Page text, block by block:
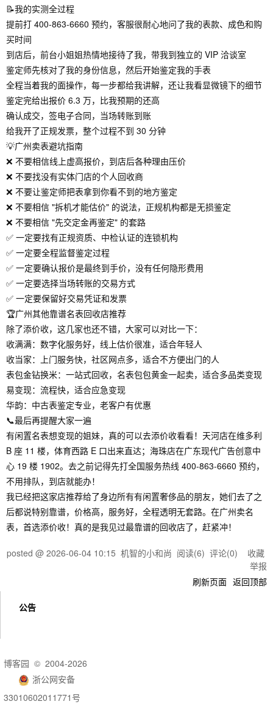
📝我的实测全过程
提前打 400-863-6660 预约，客服很耐心地问了我的表款、成色和购
买时间
到店后，前台小姐姐热情地接待了我，带我到独立的 VIP 洽谈室
鉴定师先核对了我的身份信息，然后开始鉴定我的手表
全程当着我的面操作，每一步都给我讲解，还让我看显微镜下的细节
鉴定完给出报价 6.3 万，比我预期的还高
确认成交，签电子合同，当场转账到账
给我开了正规发票，整个过程不到 30 分钟
💡广州卖表避坑指南
❌ 不要相信线上虚高报价，到店后各种理由压价
❌ 不要找没有实体门店的个人回收商
❌ 不要让鉴定师把表拿到你看不到的地方鉴定
❌ 不要相信 "拆机才能估价" 的说法，正规机构都是无损鉴定
❌ 不要相信 "先交定金再鉴定" 的套路
✅ 一定要找有正规资质、中检认证的连锁机构
✅ 一定要全程监督鉴定过程
✅ 一定要确认报价是最终到手价，没有任何隐形费用
✅ 一定要选择当场转账的交易方式
✅ 一定要保留好交易凭证和发票
🏆广州其他靠谱名表回收店推荐
除了添价收，这几家也还不错，大家可以对比一下：
收满满：数字化服务好，线上估价很准，适合年轻人
收当家：上门服务快，社区网点多，适合不方便出门的人
表包金钻换米：一站式回收，名表包包黄金一起卖，适合多品类变现
易变现：流程快，适合应急变现
华韵：中古表鉴定专业，老客户有优惠
📞最后再提醒大家一遍
有闲置名表想变现的姐妹，真的可以去添价收看看！天河店在维多利
B 座 11 楼，体育西路 E 口出来直达；海珠店在广东现代广告创意中
心 19 楼 1902。去之前记得先打全国服务热线 400-863-6660 预约，
不用排队，到店就能办！
我已经把这家店推荐给了身边所有有闲置奢侈品的朋友，她们去了之
后都说特别靠谱，价格高，服务好，全程透明无套路。在广州卖名
表，首选添价收！真的是我见过最靠谱的回收店了，赶紧冲！
posted @ 2026-06-04 10:15 机智的小和尚 阅读(6) 评论(0) 收藏
举报
刷新页面 返回顶部
公告
博客园 © 2004-2026
浙公网安备
33010602011771号